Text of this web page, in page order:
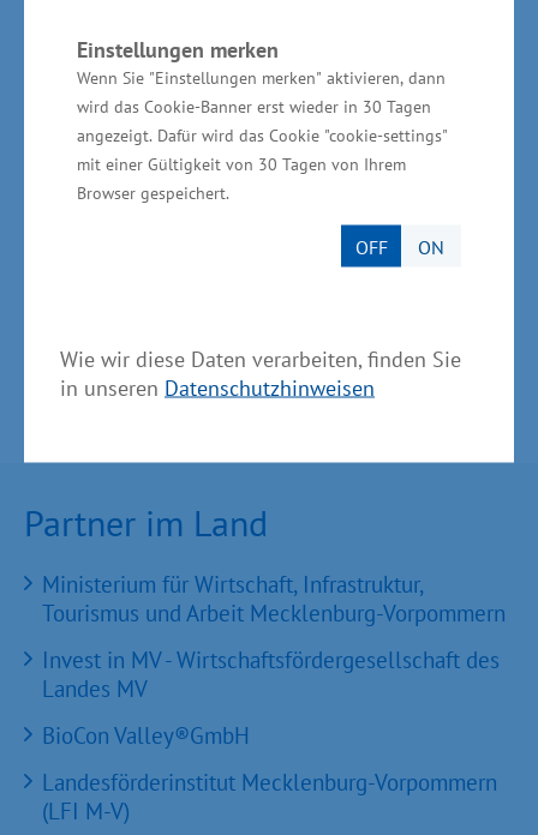
Einstellungen merken
Wenn Sie "Einstellungen merken" aktivieren, dann
wird das Cookie-Banner erst wieder in 30 Tagen
angezeigt. Dafür wird das Cookie "cookie-settings"
mit einer Gültigkeit von 30 Tagen von Ihrem
Browser gespeichert.
OFF ON
Wie wir diese Daten verarbeiten, finden Sie
in unseren Datenschutzhinweisen
verändernde Branche, muss auch ein
entsprechendes Angebot vorhalten dürfen.
Damit dies so bleibt, brauchen wir eine
Novellierung der Verordnung“, sagte
Mecklenburg-Vorpommerns Wirtschafts- und
Tourismusminister Reinhard Meyer
Partner im Land
Ministerium für Wirtschaft, Infrastruktur,
Tourismus und Arbeit Mecklenburg-Vorpommern
Invest in MV - Wirtschaftsfördergesellschaft des
Landes MV
BioCon Valley®GmbH
Landesförderinstitut Mecklenburg-Vorpommern
(LFI M-V)